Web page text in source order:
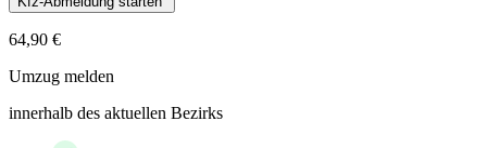
64,90 €
Umzug melden
innerhalb des aktuellen Bezirks